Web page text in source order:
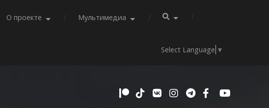
О проекте Мультимедиа
Select Language ▼